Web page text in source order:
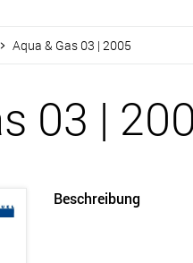
Aqua & Gas 03 | 2005
03 |
Beschreibung